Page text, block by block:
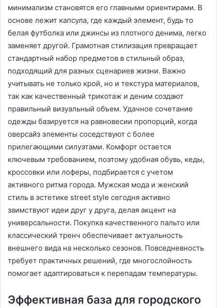
минимализм становятся его главными ориентирами. В
основе лежит капсула, где каждый элемент, будь то
белая футболка или джинсы из плотного денима, легко
заменяет другой. Грамотная стилизация превращает
стандартный набор предметов в стильный образ,
подходящий для разных сценариев жизни. Важно
учитывать не только крой, но и текстура материалов,
так как качественный трикотаж и деним создают
правильный визуальный объем. Удачное сочетание
одежды базируется на равновесии пропорций, когда
оверсайз элементы соседствуют с более
прилегающими силуэтами. Комфорт остается
ключевым требованием, поэтому удобная обувь, кеды,
кроссовки или лоферы, подбирается с учетом
активного ритма города. Мужская мода и женский
стиль в эстетике street style сегодня активно
заимствуют идеи друг у друга, делая акцент на
универсальности. Покупка качественного пальто или
классический тренч обеспечивает актуальность
внешнего вида на несколько сезонов. Повседневность
требует практичных решений, где многослойность
помогает адаптироваться к перепадам температуры.
Эффективная база для городского